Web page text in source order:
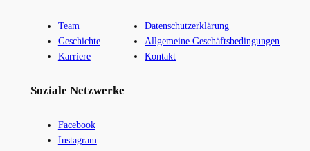
Team
Geschichte
Karriere
Datenschutzerklärung
Allgemeine Geschäftsbedingungen
Kontakt
Soziale Netzwerke
Facebook
Instagram